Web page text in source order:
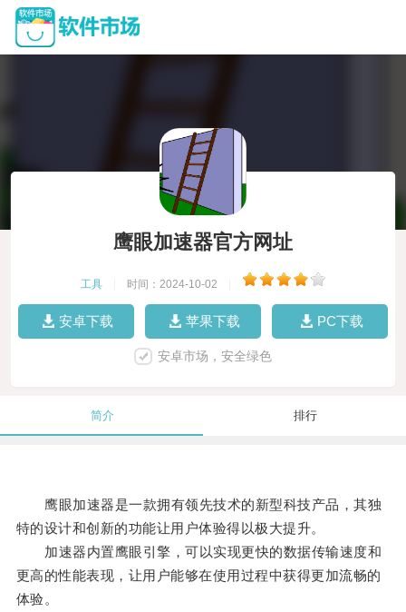
鹰眼加速器官方网址
工具 时间：2024-10-02
安卓下载 苹果下载 PC下载
安卓市场，安全绿色
简介 排行
鹰眼加速器是一款拥有领先技术的新型科技产品，其独
特的设计和创新的功能让用户体验得以极大提升。
加速器内置鹰眼引擎，可以实现更快的数据传输速度和
更高的性能表现，让用户能够在使用过程中获得更加流畅的
体验。